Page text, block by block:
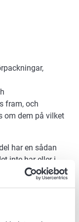
fram, och
om dem på vilket
har en sådan
inte har eller i
motsvarande
i